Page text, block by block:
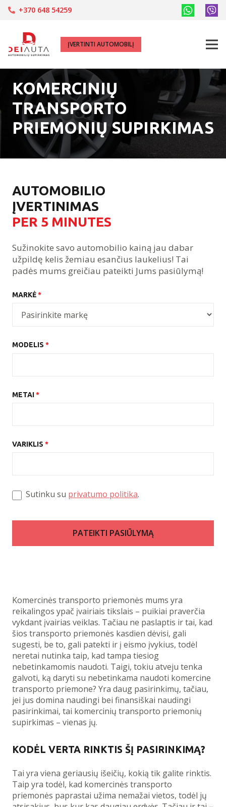
+370 648 54259
ĮVERTINTI AUTOMOBILĮ
KOMERCINIŲ
TRANSPORTO
PRIEMONIŲ SUPIRKIMAS
AUTOMOBILIO
ĮVERTINIMAS
PER 5 MINUTES
Sužinokite savo automobilio kainą jau dabar
užpildę kelis žemiau esančius laukelius! Tai
padės mums greičiau pateikti Jums pasiūlymą!
MARKĖ*
MODELIS *
METAI*
VARIKLIS *
Sutinku su privatumo politika.
PATEIKTI PASIŪLYMĄ
Komercinės transporto priemonės mums yra
reikalingos ypač įvairiais tikslais – puikiai praverčia
vykdant įvairias veiklas. Tačiau ne paslaptis ir tai, kad
šios transporto priemonės kasdien dėvisi, gali
sugesti, be to, gali patekti ir į eismo įvykius, todėl
neretai nutinka taip, kad tampa tiesiog
nebetinkamomis naudoti. Taigi, tokiu atveju tenka
galvoti, ką daryti su nebetinkama naudoti komercine
transporto priemone? Yra daug pasirinkimų, tačiau,
jei jus domina naudingi bei finansiškai naudingi
pasirinkimai, tai komercinių transporto priemonių
supirkimas – vienas jų.
KODĖL VERTA RINKTIS ŠĮ PASIRINKIMĄ?
Tai yra viena geriausių išeičių, kokią tik galite rinktis.
Taip yra todėl, kad komercinės transporto
priemonės paprastai užima nemažai vietos, todėl jų